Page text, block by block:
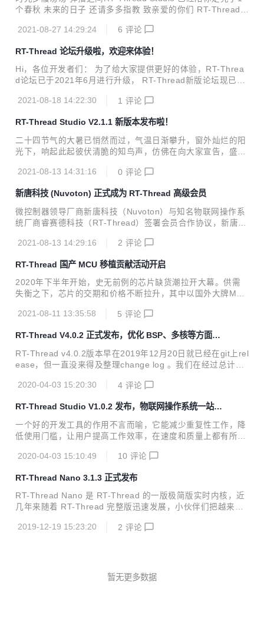
消息服务器和流处理数据库，提供基于云原生+边缘计算技术
理与分析。 作为目前全球物联网市场广泛应用的 MQTT 消息
个春秋 未来的日子 还请多多指教 致亲爱的你们 RT-Thread S
Studio 2020年5月29日 我们推出一个阶段性的大版本 RT-Thr
新芯片功能 2021 我们想要更近一步 认识RT-Thread Studio
这么久了 你对他有什么新的期待吗？ 欢迎扫码进入调研问卷
所有提交问卷的小伙伴都可参与我们的开发板抽奖哦 活动需
2021-08-27 14:29:24 6 评论
RT-Thread 论坛升级啦，欢迎来体验！
Hi，各位开发者们： 为了给大家提供更好的体验，RT-Threa
d论坛已于2021年6月进行升级， RT-Thread新版论坛现已上
版 增加社区推荐 增加今日聚焦 增加专家推荐 修改之前的专家
贡献排行 优化热门问答 文章改版 增加优秀图章 增加文章浏览
数显示 更新登录信息保存功能，关闭浏览器再打开可直接登
录。 优化代码展示效果 添加行号显示 添加复制按钮 过长的代
码展示流程图 修复一些功能BUG和安全问题。 感谢大家对
2021-08-18 14:22:30 1 评论
RT-Thread Studio V2.1.1 新版本发布啦！
二十四节气的大暑已悄然而过，气温日渐攀升，窗外灿烂的阳
光下，响起此起彼伏清脆的知鸟声，仿佛在向大家宣告，盛夏
高，更快，更强的目标拼搏着，RT-Thread Studio V2.1.1 新
了一些SDK资源包，其中包括重磅的RT-Thread nano-3.1.5
源码包，将在本次更新版Studio中上线，此外本次更新集中完
善优化了V2.0.0发布以来大家反馈的大部分问题，并在软件异
错的时候，能够智能分析，进行友好的日志补充输出，或弹框
2021-08-13 14:31:16 0 评论
新唐科技 (Nuvoton) 正式成为 RT-Thread 高级会员
微控制器领导厂商新唐科技（Nuvoton）与知名物联网操作系
统厂商睿赛德科技（RT-Thread）签署会员合作协议，新唐科
发挥各自优势，为开发者和终端客户提供更加丰富的、灵活的
筑物联网产业生态发展。 中美贸易战和新冠疫情给全球产业带
来巨变，多个行业对应用创新的需求空前强烈，新唐科技持续
创新推出满足不同应用场景需求的多样控制器平台，产品线覆
当前，新唐科技已将RT-Thread移植适配其Cortex...
2021-08-13 14:29:16 2 评论
RT-Thread 国产 MCU 移植贡献活动开启
2020年下半年开始，史无前例的芯片缺货潮拉开大幕。供需
失衡之下，芯片的交期和价格不断拉升，其中以国外大牌MCU
在此背景下，不少中小型终端制造企业纷纷投身国产芯片阵
产MCU移植贡献活动，邀请广大开发者一起来参加，完成任务
即可获得奖励！ 活动报名时间 8月1日-9月12日 （务必在9月
12日前报名，并完成任务） 活动目标 本次国产MCU移植贡献
活动任务分两类： 第一类：贡献新的BSP：芯片是RT-Threa
d仓库还未支持的，则需贡献新的BSP 第二类：优化已有的BS
2021-08-11 13:35:58 5 评论
RT-Thread V4.0.2 正式发布，优化 BSP、多核等方面体
验
RT-Thread v4.0.2版本早在2019年12月20日就已经在git上rel
ease，但一直没来得及整理change log 。我们在经过总计85
change log也相应地花了更多的时间。 下面就根据目前的更
体现在BSP上，我们支持了更多的芯片、板子，也完善了驱
动； ◕ v4.0.2还对 NXP i.MXRT BSP 进行了重构，这也是携
手NXP公司，并联合他们的工程师一起推动完成的； ● 内核部
完善及修正；...
2020-04-03 15:20:30 4 评论
RT-Thread Studio V1.0.2 发布，物联网操作系统一站式
开发工具
一个好的开发工具的作用不言而喻，它能减少重复性工作，降
低使用门槛，让用户提高工作效率，在速度和质量上都有所提
上一代的开发工具 ENV ，由于集成度不高，要配合其它工具
onfig 等众多知识点，学习成本比较高。 为了解决大家的这些
痛点，RT-Thread 官方团队历经一年用心打磨，推出了 RT-T
hread Studio 集成开发环境（IDE），让大家告别 ENV，能
T-Thread Studi...
2020-04-03 15:10:49 10 评论
RT-Thread Nano 3.1.3 正式发布
RT-Thread Nano 是 RT-Thread 的一版极简版实时内核，近
几年来随着 RT-Thread 完整版迅速发展，小伙伴们把越来越
但是在一些场合下，使用Nano版本更为合适。 Nano版本 VS.
整的中间件组件，具备低功耗、安全、通信协议支持和云端连
2019-12-19 15:23:20 2 评论
暂无更多数据